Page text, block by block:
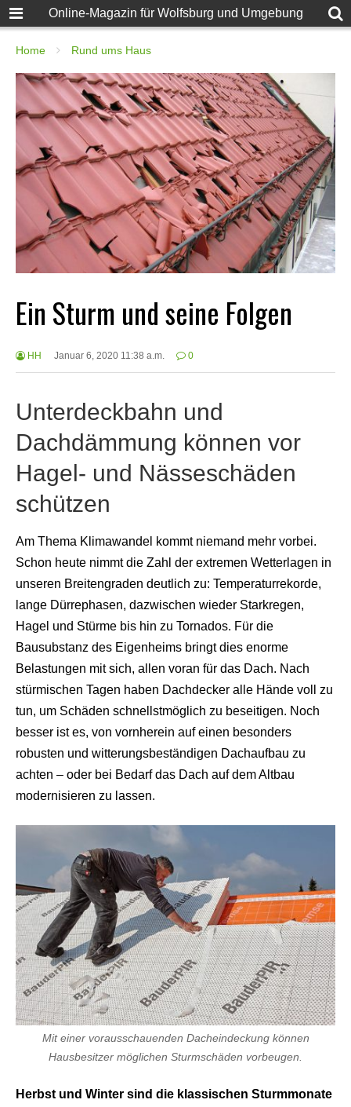
Online-Magazin für Wolfsburg und Umgebung
Home Rund ums Haus
Ein Sturm und seine Folgen
HH Januar 6, 2020 11:38 a.m. 0
Unterdeckbahn und
Dachdämmung können vor
Hagel- und Nässeschäden
schützen
Am Thema Klimawandel kommt niemand mehr vorbei.
Schon heute nimmt die Zahl der extremen Wetterlagen in
unseren Breitengraden deutlich zu: Temperaturrekorde,
lange Dürrephasen, dazwischen wieder Starkregen,
Hagel und Stürme bis hin zu Tornados. Für die
Bausubstanz des Eigenheims bringt dies enorme
Belastungen mit sich, allen voran für das Dach. Nach
stürmischen Tagen haben Dachdecker alle Hände voll zu
tun, um Schäden schnellstmöglich zu beseitigen. Noch
besser ist es, von vornherein auf einen besonders
robusten und witterungsbeständigen Dachaufbau zu
achten – oder bei Bedarf das Dach auf dem Altbau
modernisieren zu lassen.
Mit einer vorausschauenden Dacheindeckung können
Hausbesitzer möglichen Sturmschäden vorbeugen.
Herbst und Winter sind die klassischen Sturmmonate